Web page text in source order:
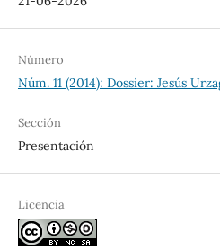
Número
Núm. 11 (2014): Dossier: Jesús
Sección
Presentación
Licencia